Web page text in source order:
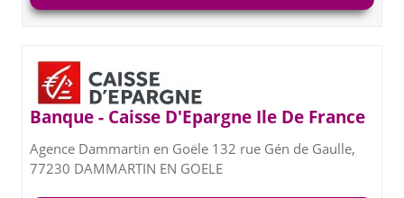
Banque - Caisse D'Epargne Ile De France
Agence Dammartin en Goële 132 rue Gén de Gaulle,
77230 DAMMARTIN EN GOELE